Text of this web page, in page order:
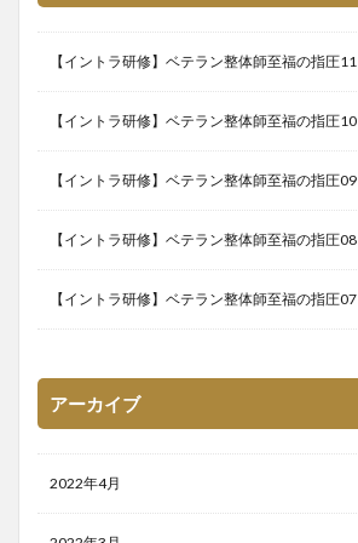
【イントラ研修】ベテラン整体師至福の指圧11
【イントラ研修】ベテラン整体師至福の指圧10
【イントラ研修】ベテラン整体師至福の指圧09
【イントラ研修】ベテラン整体師至福の指圧08
【イントラ研修】ベテラン整体師至福の指圧07
アーカイブ
2022年4月